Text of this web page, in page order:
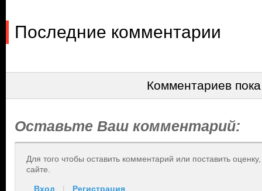
Последние комментарии
Комментариев
Оставьте Ваш комментарий:
Для того чтобы оставить комментарий или поставить
сайте.
Вход | Регистрация